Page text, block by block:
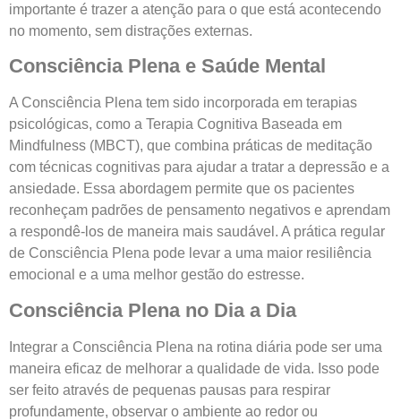
importante é trazer a atenção para o que está acontecendo
no momento, sem distrações externas.
Consciência Plena e Saúde Mental
A Consciência Plena tem sido incorporada em terapias
psicológicas, como a Terapia Cognitiva Baseada em
Mindfulness (MBCT), que combina práticas de meditação
com técnicas cognitivas para ajudar a tratar a depressão e a
ansiedade. Essa abordagem permite que os pacientes
reconheçam padrões de pensamento negativos e aprendam
a respondê-los de maneira mais saudável. A prática regular
de Consciência Plena pode levar a uma maior resiliência
emocional e a uma melhor gestão do estresse.
Consciência Plena no Dia a Dia
Integrar a Consciência Plena na rotina diária pode ser uma
maneira eficaz de melhorar a qualidade de vida. Isso pode
ser feito através de pequenas pausas para respirar
profundamente, observar o ambiente ao redor ou